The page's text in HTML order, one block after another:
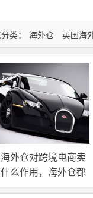
类： 海外仓 英国海
外仓对跨境电商卖
么作用，海外仓都
核心服务？